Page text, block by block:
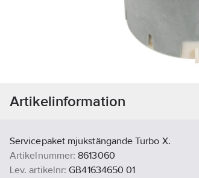
Artikelinformation
Servicepaket mjukstängande Turbo X.
Artikelnummer: 8613060
Lev. artikelnr: GB41634650 01